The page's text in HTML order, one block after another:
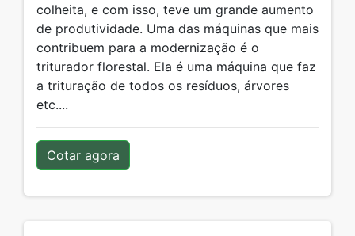
colheita, e com isso, teve um grande aumento
de produtividade. Uma das máquinas que mais
contribuem para a modernização é o
triturador florestal. Ela é uma máquina que faz
a trituração de todos os resíduos, árvores
etc....
Cotar agora